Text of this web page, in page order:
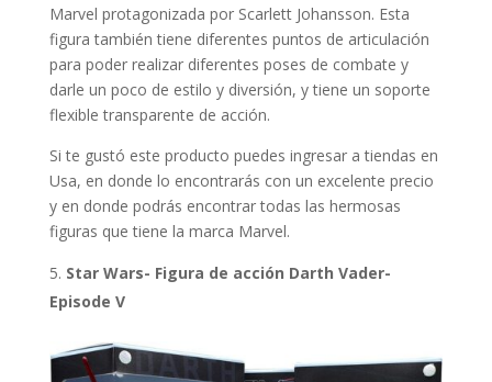
Marvel protagonizada por Scarlett Johansson. Esta
figura también tiene diferentes puntos de articulación
para poder realizar diferentes poses de combate y
darle un poco de estilo y diversión, y tiene un soporte
flexible transparente de acción.
Si te gustó este producto puedes ingresar a tiendas en
Usa, en donde lo encontrarás con un excelente precio
y en donde podrás encontrar todas las hermosas
figuras que tiene la marca Marvel.
Star Wars- Figura de acción Darth Vader-
Episode V